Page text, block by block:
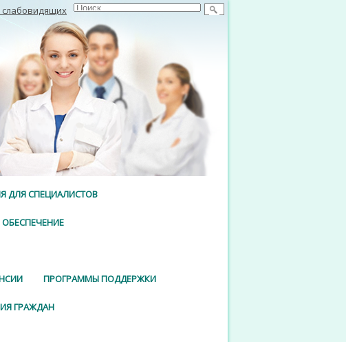
слабовидящих
ДЛЯ СПЕЦИАЛИСТОВ
ПРОГРАММЫ ПОДДЕРЖКИ
ГРАЖДАН